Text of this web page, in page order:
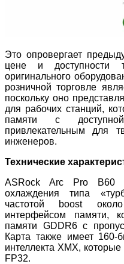
Это опровергает
цене и доступности
оригинального
розничной торговле
поскольку оно
для рабочих станций,
памяти с
привлекательным для
инженеров.
Технические
ASRock Arc Pro B60
охлаждения типа
частотой boost
интерфейсом памяти,
памяти GDDR6 с
Карта также имеет 160-
интеллекта XMX,
FP32.